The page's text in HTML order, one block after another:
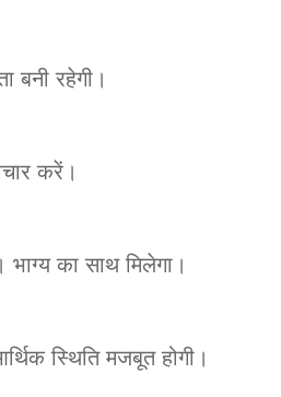
बनी रहेगी।
करें।
का साथ मिलेगा।
स्थिति मजबूत होगी।